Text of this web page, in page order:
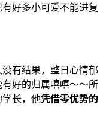
好多小可爱不能进复
有结果，整日心情郁
好的归属嘻嘻～～所
长，他凭借零优势的